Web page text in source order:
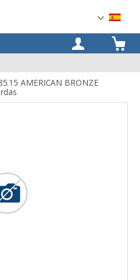
OK
AMERICAN BRONZE